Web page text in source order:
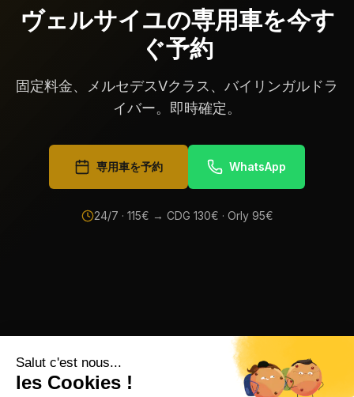
ヴェルサイユの専用車を今す
ぐ予約
固定料金、メルセデスVクラス、バイリンガルドラ
イバー。即時確定。
専用車を予約 WhatsApp
24/7 · 115€ → CDG 130€ · Orly 95€